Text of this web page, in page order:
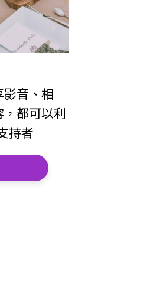
音、相
都可以利
持者